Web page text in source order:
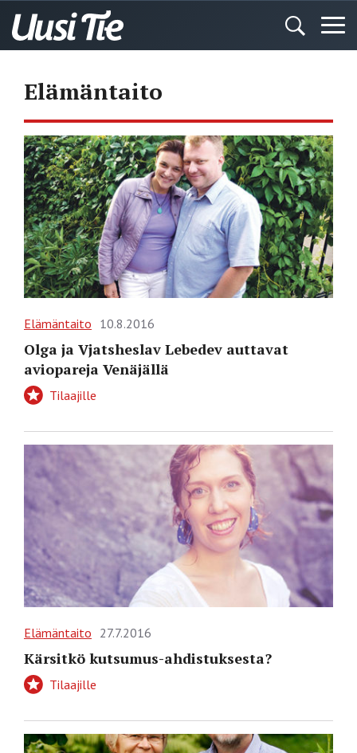
Elämäntaito
Elämäntaito 10.8.2016
Olga ja Vjatsheslav Lebedev auttavat
aviopareja Venäjällä
Tilaajille
Elämäntaito 27.7.2016
Kärsitkö kutsumus-ahdistuksesta?
Tilaajille